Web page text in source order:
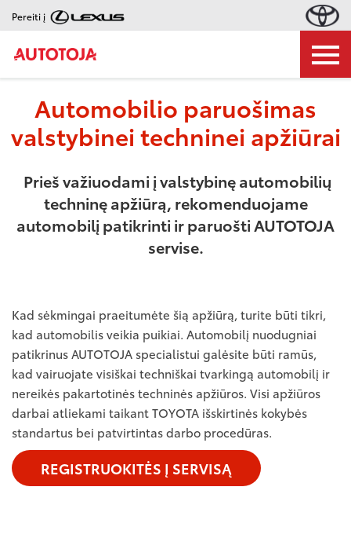
Pereiti į
Automobilio paruošimas
valstybinei techninei apžiūrai
Prieš važiuodami į valstybinę automobilių
techninę apžiūrą, rekomenduojame
automobilį patikrinti ir paruošti AUTOTOJA
servise.
Kad sėkmingai praeitumėte šią apžiūrą, turite būti tikri,
kad automobilis veikia puikiai. Automobilį nuodugniai
patikrinus AUTOTOJA specialistui galėsite būti ramūs,
kad vairuojate visiškai techniškai tvarkingą automobilį ir
nereikės pakartotinės techninės apžiūros. Visi apžiūros
darbai atliekami taikant TOYOTA išskirtinės kokybės
standartus bei patvirtintas darbo procedūras.
REGISTRUOKITĖS Į SERVISĄ